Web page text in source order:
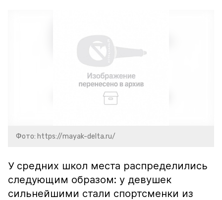
Фото: https://mayak-delta.ru/
У средних школ места распределились
следующим образом: у девушек
сильнейшими стали спортсменки из